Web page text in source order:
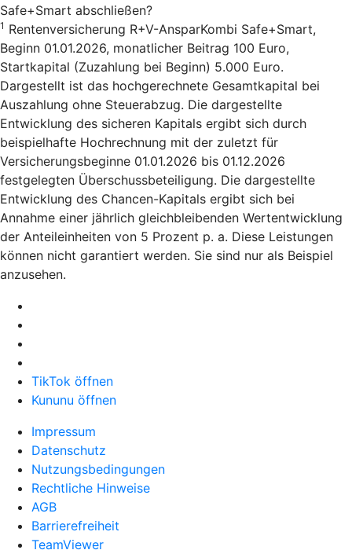
Safe+Smart abschließen?
1 Rentenversicherung R+V-AnsparKombi Safe+Smart,
Beginn 01.01.2026, monatlicher Beitrag 100 Euro,
Startkapital (Zuzahlung bei Beginn) 5.000 Euro.
Dargestellt ist das hochgerechnete Gesamtkapital bei
Auszahlung ohne Steuerabzug. Die dargestellte
Entwicklung des sicheren Kapitals ergibt sich durch
beispielhafte Hochrechnung mit der zuletzt für
Versicherungsbeginne 01.01.2026 bis 01.12.2026
festgelegten Überschussbeteiligung. Die dargestellte
Entwicklung des Chancen-Kapitals ergibt sich bei
Annahme einer jährlich gleichbleibenden Wertentwicklung
der Anteileinheiten von 5 Prozent p. a. Diese Leistungen
können nicht garantiert werden. Sie sind nur als Beispiel
anzusehen.
TikTok öffnen
Kununu öffnen
Impressum
Datenschutz
Nutzungsbedingungen
Rechtliche Hinweise
AGB
Barrierefreiheit
TeamViewer